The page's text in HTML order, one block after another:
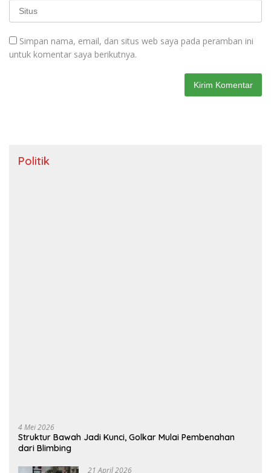
Simpan nama, email, dan situs web saya pada peramban ini
untuk komentar saya berikutnya.
Politik
4 Mei 2026
Struktur Bawah Jadi Kunci, Golkar Mulai Pembenahan
dari Blimbing
21 April 2026